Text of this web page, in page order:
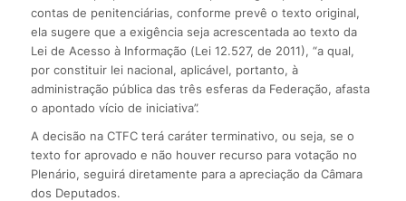
contas de penitenciárias, conforme prevê o texto original,
ela sugere que a exigência seja acrescentada ao texto da
Lei de Acesso à Informação (Lei 12.527, de 2011), “a qual,
por constituir lei nacional, aplicável, portanto, à
administração pública das três esferas da Federação, afasta
o apontado vício de iniciativa”.
A decisão na CTFC terá caráter terminativo, ou seja, se o
texto for aprovado e não houver recurso para votação no
Plenário, seguirá diretamente para a apreciação da Câmara
dos Deputados.